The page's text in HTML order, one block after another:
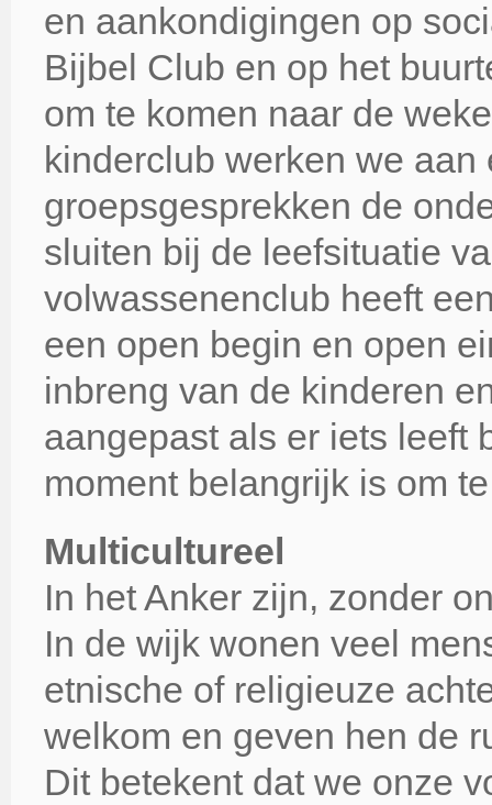
en aankondigingen op
Bijbel Club en op het
om te komen naar de
kinderclub werken we
groepsgesprekken de
sluiten bij de leefsituatie
volwassenenclub heeft
een open begin en open
inbreng van de kinderen
aangepast als er iets leeft
moment belangrijk is om
Multicultureel
In het Anker zijn, zonder
In de wijk wonen veel
etnische of religieuze
welkom en geven hen de
Dit betekent dat we onze